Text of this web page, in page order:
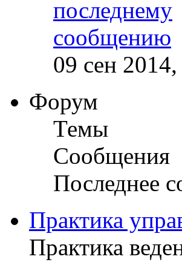
09 сен
Форум
Темы
Сообщения
Последнее
Практика
Практика